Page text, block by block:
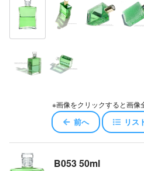
※画像をクリックすると画像
前へ リス
B053 50ml